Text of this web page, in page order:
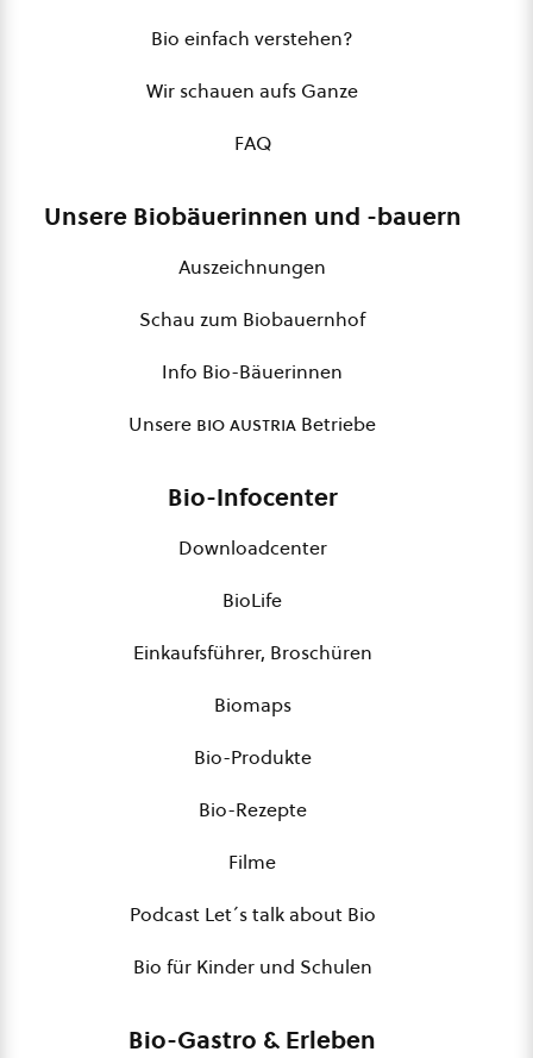
Bio einfach verstehen?
Wir schauen aufs Ganze
FAQ
Unsere Biobäuerinnen und -bauern
Auszeichnungen
Schau zum Biobauernhof
Info Bio-Bäuerinnen
Unsere bio austria Betriebe
Bio-Infocenter
Downloadcenter
BioLife
Einkaufsführer, Broschüren
Biomaps
Bio-Produkte
Bio-Rezepte
Filme
Podcast Let´s talk about Bio
Bio für Kinder und Schulen
Bio-Gastro & Erleben